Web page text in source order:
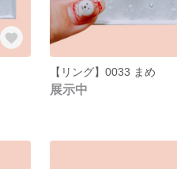
【リング】0033 まめ
展示中